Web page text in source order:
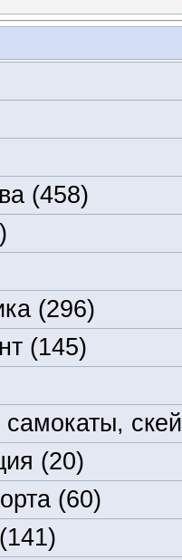
(458)
(296)
(145)
самокаты,
(20)
(60)
(141)